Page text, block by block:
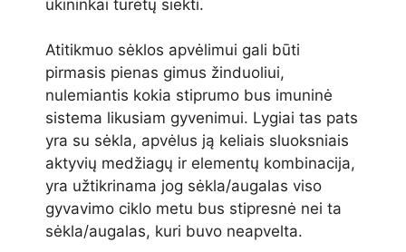
ūkininkai turėtų siekti.
Atitikmuo sėklos apvėlimui gali būti
pirmasis pienas gimus žinduoliui,
nulemiantis kokia stiprumo bus imuninė
sistema likusiam gyvenimui. Lygiai tas pats
yra su sėkla, apvėlus ją keliais sluoksniais
aktyvių medžiagų ir elementų kombinacija,
yra užtikrinama jog sėkla/augalas viso
gyvavimo ciklo metu bus stipresnė nei ta
sėkla/augalas, kuri buvo neapvelta.